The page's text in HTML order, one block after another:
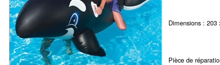
Dimensions : 203
Pièce de